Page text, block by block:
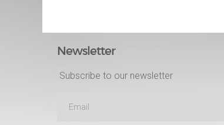
Newsletter
Subscribe to our newsletter